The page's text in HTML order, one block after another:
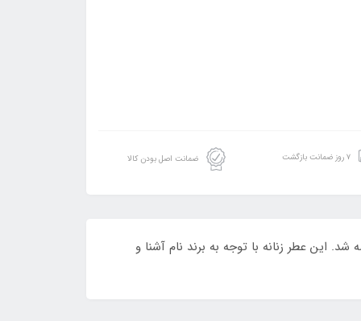
۷ روز ضمانت بازگشت ضمانت اصل بودن کالا
گرم و شیرین. این عطر در سال ۲۰۱۵ به بازار عطر و ادکلن عرضه شد. این عطر زنانه با توجه به برند نام آشنا و